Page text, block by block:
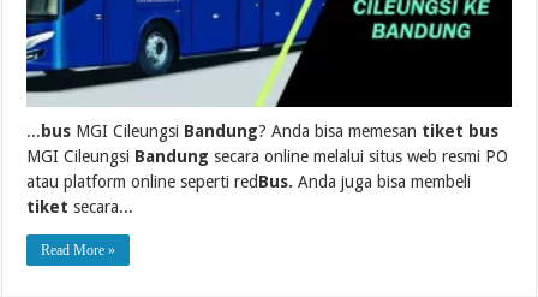
... bus MGI Cileungsi Bandung? Anda bisa memesan tiket bus
MGI Cileungsi Bandung secara online melalui situs web resmi PO
atau platform online seperti redBus. Anda juga bisa membeli
tiket secara...
Read More »